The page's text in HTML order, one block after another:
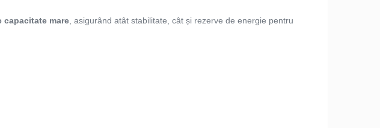
mare , asigurând atât stabilitate, cât și rezerve de energie pentru